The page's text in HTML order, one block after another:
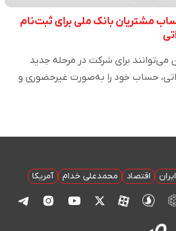
مشتریان بانک ملی برای ثبت‌نام
می‌توانند برای شرکت در مرحله جدید
حساب خود را به‌صورت غیرحضوری و
ایران اقتصاد محمدعلی خدام آمریکا